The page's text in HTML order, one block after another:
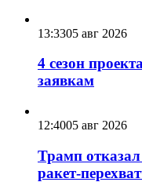
13:3305 авг 2026
4 сезон
заявкам
12:4005 авг 2026
Трамп отказал
ракет-